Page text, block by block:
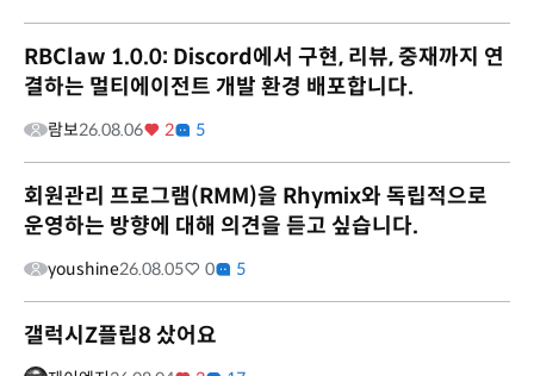
RBClaw 1.0.0: Discord에서 구현, 리뷰, 중재까지 연
결하는 멀티에이전트 개발 환경 배포합니다.
람보26.08.06 2 5
회원관리 프로그램(RMM)을 Rhymix와 독립적으로
운영하는 방향에 대해 의견을 듣고 싶습니다.
youshine26.08.05 0 5
갤럭시Z플립8 샀어요